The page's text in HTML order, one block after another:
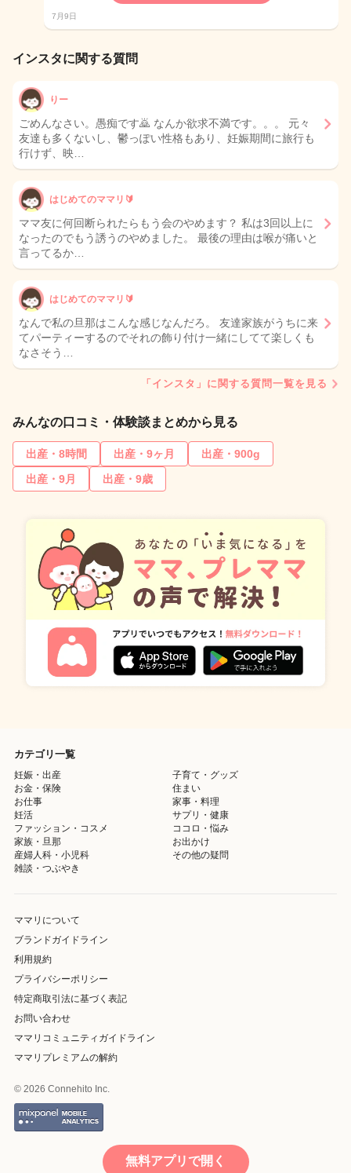
7月9日
インスタに関する質問
りー
ごめんなさい。愚痴です🙇 なんか欲求不満です。。。 元々
友達も多くないし、鬱っぽい性格もあり、妊娠期間に旅行も
行けず、映…
はじめてのママリ🔰
ママ友に何回断られたらもう会のやめます？ 私は3回以上に
なったのでもう誘うのやめました。 最後の理由は喉が痛いと
言ってるか…
はじめてのママリ🔰
なんで私の旦那はこんな感じなんだろ。 友達家族がうちに来
てパーティーするのでそれの飾り付け一緒にしてて楽しくも
なさそう…
「インスタ」に関する質問一覧を見る
みんなの口コミ・体験談まとめから見る
出産・8時間 出産・9ヶ月
出産・900g
出産・9月
出産・9歳
カテゴリ一覧
妊娠・出産
子育て・グッズ
お金・保険
住まい
お仕事
家事・料理
妊活
サプリ・健康
ファッション・コスメ
ココロ・悩み
家族・旦那
お出かけ
産婦人科・小児科
その他の疑問
雑談・つぶやき
ママリについて
ブランドガイドライン
利用規約
プライバシーポリシー
特定商取引法に基づく表記
お問い合わせ
ママリコミュニティガイドライン
ママリプレミアムの解約
© 2026 Connehito Inc.
無料アプリで開く